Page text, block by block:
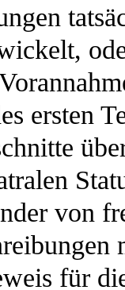
ersten
von
für